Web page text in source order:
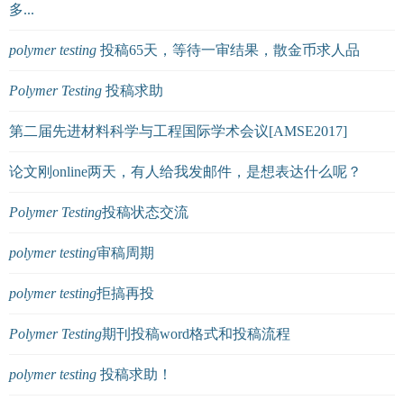
多...
polymer testing 投稿65天，等待一审结果，散金币求人品
Polymer Testing 投稿求助
第二届先进材料科学与工程国际学术会议[AMSE2017]
论文刚online两天，有人给我发邮件，是想表达什么呢？
Polymer Testing投稿状态交流
polymer testing审稿周期
polymer testing拒搞再投
Polymer Testing期刊投稿word格式和投稿流程
polymer testing 投稿求助！